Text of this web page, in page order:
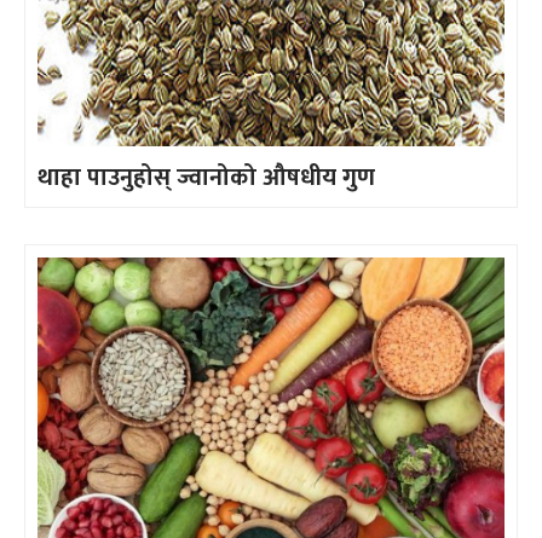
थाहा पाउनुहोस् ज्वानोको औषधीय गुण